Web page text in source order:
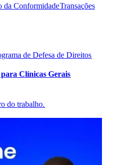
da Conformidade​​Transações
de Defesa de Direitos​​
Clínicas Gerais​​
do trabalho.​​